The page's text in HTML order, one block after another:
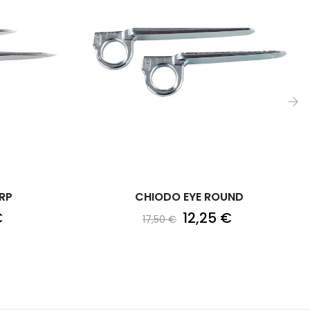
CHIODO EYE ROUND
17,50 € 12,25 €